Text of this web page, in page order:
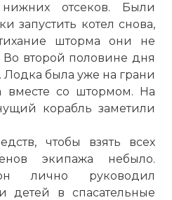
отсеков. Были
запустить котел снова,
шторма они не
Во второй половине дня
была уже на грани
вместе со штормом. На
корабль заметили
чтобы взять всех
экипажа небыло.
лично руководил
в спасательные